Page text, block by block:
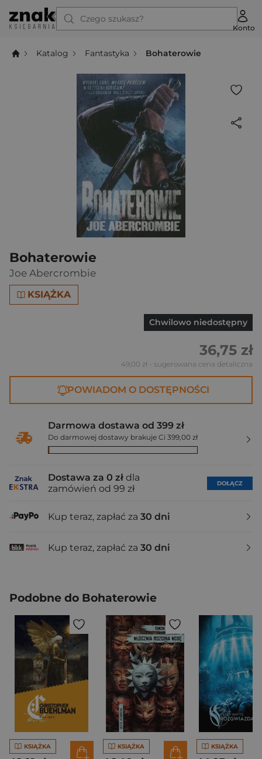
Czego szukasz?
Konto
Katalog Fantastyka Bohaterowie
Bohaterowie
Joe Abercrombie
KSIĄŻKA
Chwilowo niedostępny
36,75 zł
49,00 zł - sugerowana cena detaliczna
POWIADOM O DOSTĘPNOŚCI
Darmowa dostawa od 399 zł
Do darmowej dostawy brakuje Ci 399,00 zł
Dostawa za 0 zł dla
zamówień od 99 zł
DOŁĄCZ
Kup teraz, zapłać za 30 dni
Kup teraz, zapłać za 30 dni
Podobne do Bohaterowie
KSIĄŻKA KSIĄŻKA KSIĄŻKA